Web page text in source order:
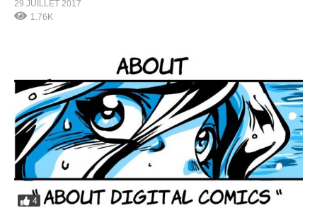
29 JUILLET 2017
1.76K
4